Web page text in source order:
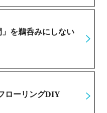
を鵜呑みにしない
ローリングDIY